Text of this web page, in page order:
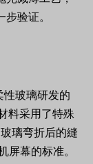
验证。
性玻璃研发的
料采用了特殊
璃弯折后的縫
屏幕的标准。